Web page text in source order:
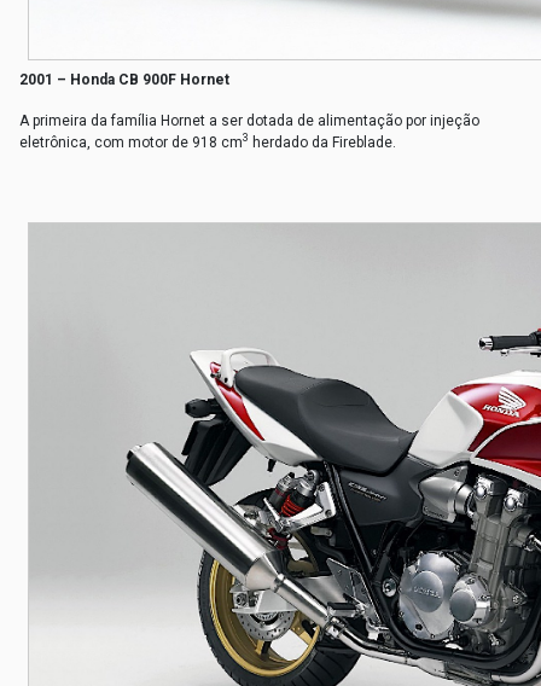
2001 – Honda CB 900F Hornet
A primeira da família Hornet a ser dotada de alimentação por injeção
eletrônica, com motor de 918 cm3 herdado da Fireblade.